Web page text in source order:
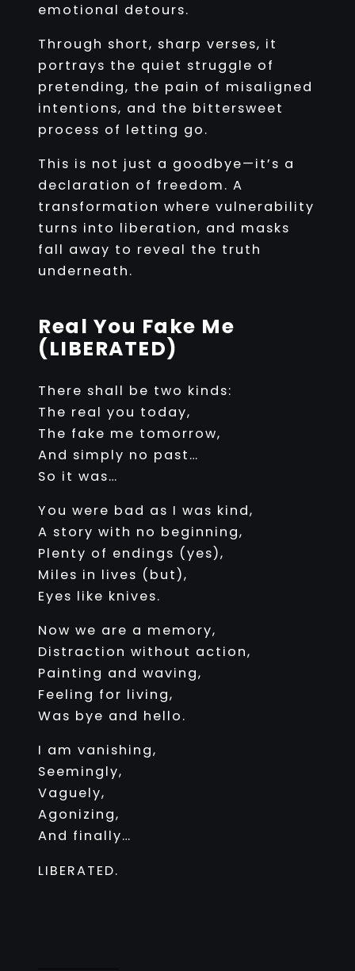
emotional detours.
Through short, sharp verses, it
portrays the quiet struggle of
pretending, the pain of misaligned
intentions, and the bittersweet
process of letting go.
This is not just a goodbye—it’s a
declaration of freedom. A
transformation where vulnerability
turns into liberation, and masks
fall away to reveal the truth
underneath.
Real You Fake Me
(LIBERATED)
There shall be two kinds:
The real you today,
The fake me tomorrow,
And simply no past…
So it was…
You were bad as I was kind,
A story with no beginning,
Plenty of endings (yes),
Miles in lives (but),
Eyes like knives.
Now we are a memory,
Distraction without action,
Painting and waving,
Feeling for living,
Was bye and hello.
I am vanishing,
Seemingly,
Vaguely,
Agonizing,
And finally…
LIBERATED.